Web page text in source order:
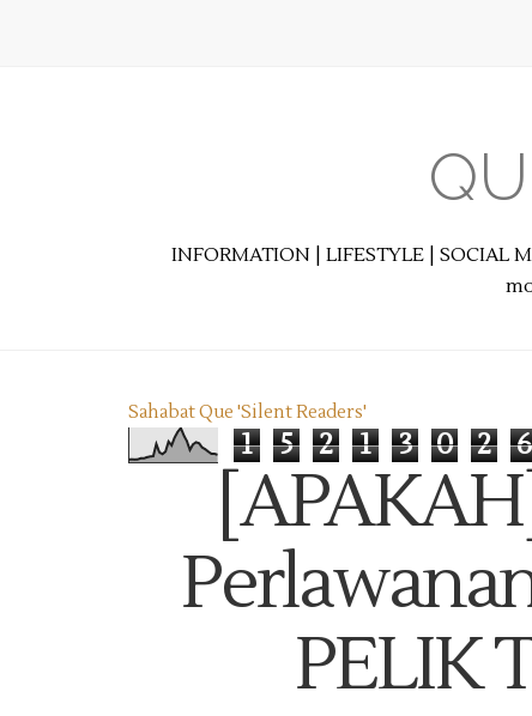
INFORMATION | LIFESTYLE | SOCIAL
Sahabat Que 'Silent Readers'
1 5 2 1 3 0 2 6
Perlawanan
PELIK